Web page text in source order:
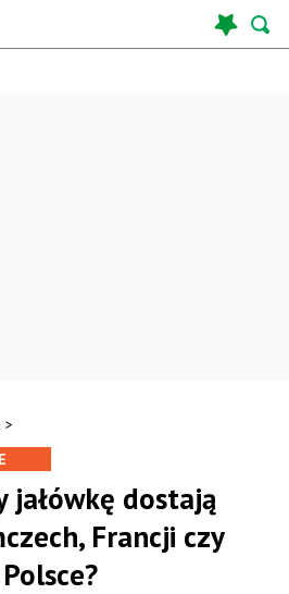
>
jałówkę dostają
Francji czy